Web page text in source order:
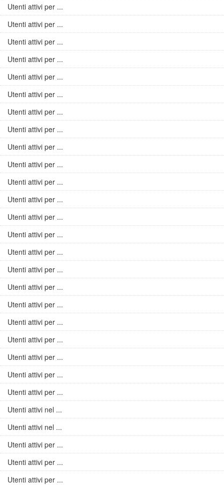
Utenti attivi per ...
Utenti attivi per ...
Utenti attivi per ...
Utenti attivi per ...
Utenti attivi per ...
Utenti attivi per ...
Utenti attivi per ...
Utenti attivi per ...
Utenti attivi per ...
Utenti attivi per ...
Utenti attivi per ...
Utenti attivi per ...
Utenti attivi per ...
Utenti attivi per ...
Utenti attivi per ...
Utenti attivi per ...
Utenti attivi per ...
Utenti attivi per ...
Utenti attivi per ...
Utenti attivi per ...
Utenti attivi per ...
Utenti attivi per ...
Utenti attivi per ...
Utenti attivi nel ...
Utenti attivi nel ...
Utenti attivi per ...
Utenti attivi per ...
Utenti attivi per ...